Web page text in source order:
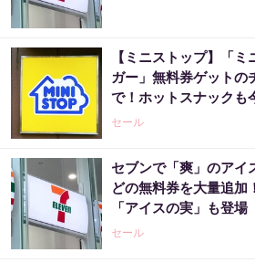
【ミニストップ】「
ガー」無料券ゲットの
で！ホットスナックも
セール
セブンで「爽」のアイ
どの無料券を大量追加
「アイスの実」も登場
セール